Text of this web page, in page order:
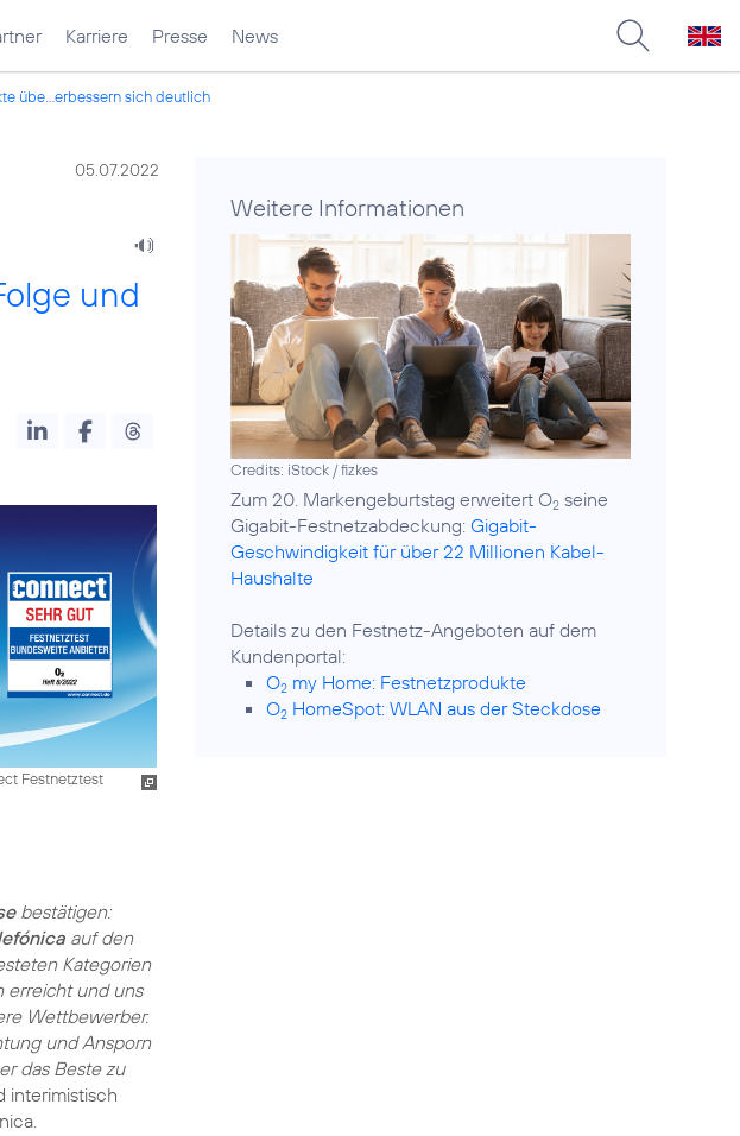
Karriere Presse News
übe...erbessern sich deutlich
05.07.2022
und
Festnetztest
bestätigen:
auf den
Kategorien
erreicht und uns
Wettbewerber.
und Ansporn
das Beste zu
interimistisch
Weitere Informationen
Credits: iStock / fizkes
Zum 20. Markengeburtstag erweitert O2 seine
Gigabit-Festnetzabdeckung:Gigabit-
Geschwindigkeit für über 22 Millionen Kabel-
Haushalte
Details zu den Festnetz-Angeboten auf dem
O2 my Home: Festnetzprodukte
O2 HomeSpot: WLAN aus der Steckdose